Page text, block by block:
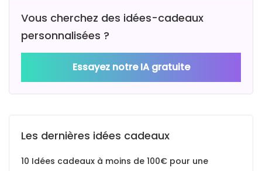
Vous cherchez des idées-cadeaux
personnalisées ?
Essayez notre IA gratuite
Les dernières idées cadeaux
10 Idées cadeaux à moins de 100€ pour une